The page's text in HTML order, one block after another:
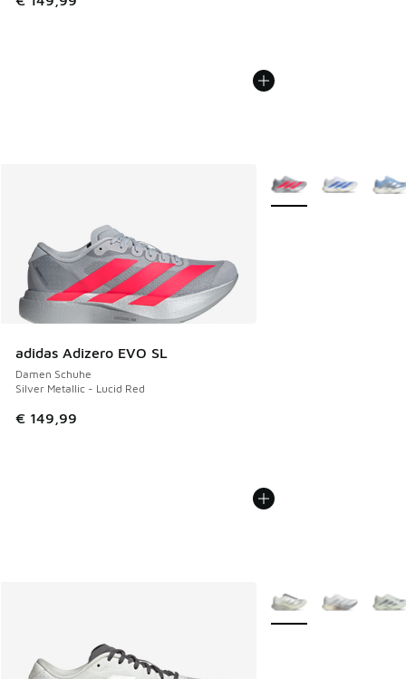
adidas Adizero EVO SL
Damen Schuhe
Silver Metallic - Lucid Red
€ 149,99
Weitere Farben
Weitere Farben